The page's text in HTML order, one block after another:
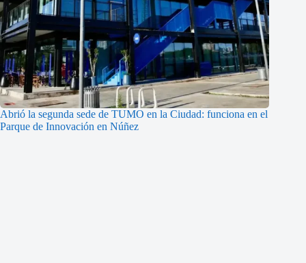
Abrió la segunda sede de TUMO en la Ciudad: funciona en el
Parque de Innovación en Núñez